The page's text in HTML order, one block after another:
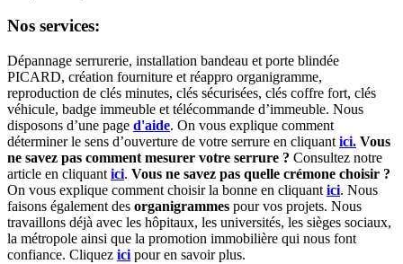
Nos services:
Dépannage serrurerie, installation bandeau et porte blindée
PICARD, création fourniture et réappro organigramme,
reproduction de clés minutes, clés sécurisées, clés coffre fort, clés
véhicule, badge immeuble et télécommande d’immeuble. Nous
disposons d’une page d'aide. On vous explique comment
déterminer le sens d’ouverture de votre serrure en cliquant ici. Vous
ne savez pas comment mesurer votre serrure ? Consultez notre
article en cliquant ici. Vous ne savez pas quelle crémone choisir ?
On vous explique comment choisir la bonne en cliquant ici. Nous
faisons également des organigrammes pour vos projets. Nous
travaillons déjà avec les hôpitaux, les universités, les sièges sociaux,
la métropole ainsi que la promotion immobilière qui nous font
confiance. Cliquez ici pour en savoir plus.